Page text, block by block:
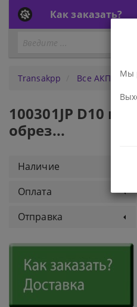
Как заказать?
Transakpp Все АКПП
100301JP D10
обрез...
Наличие
Оплата
Отправка
Мы